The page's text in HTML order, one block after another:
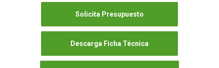
Solicita Presupuesto
Descarga Ficha Técnica